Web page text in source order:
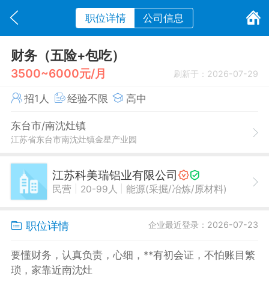
职位详情 公司信息
财务（五险+包吃）
3500~6000元/月 刷新于：2026-07-29
招1人 经验不限 高中
东台市/南沈灶镇
江苏省东台市南沈灶镇金星产业园
江苏科美瑞铝业有限公司
民营 20-99人 能源(采掘/冶炼/原材料)
职位详情 企业最近登录：2026-07-23
要懂财务，认真负责，心细，**有初会证，不怕账目繁
琐，家靠近南沈灶